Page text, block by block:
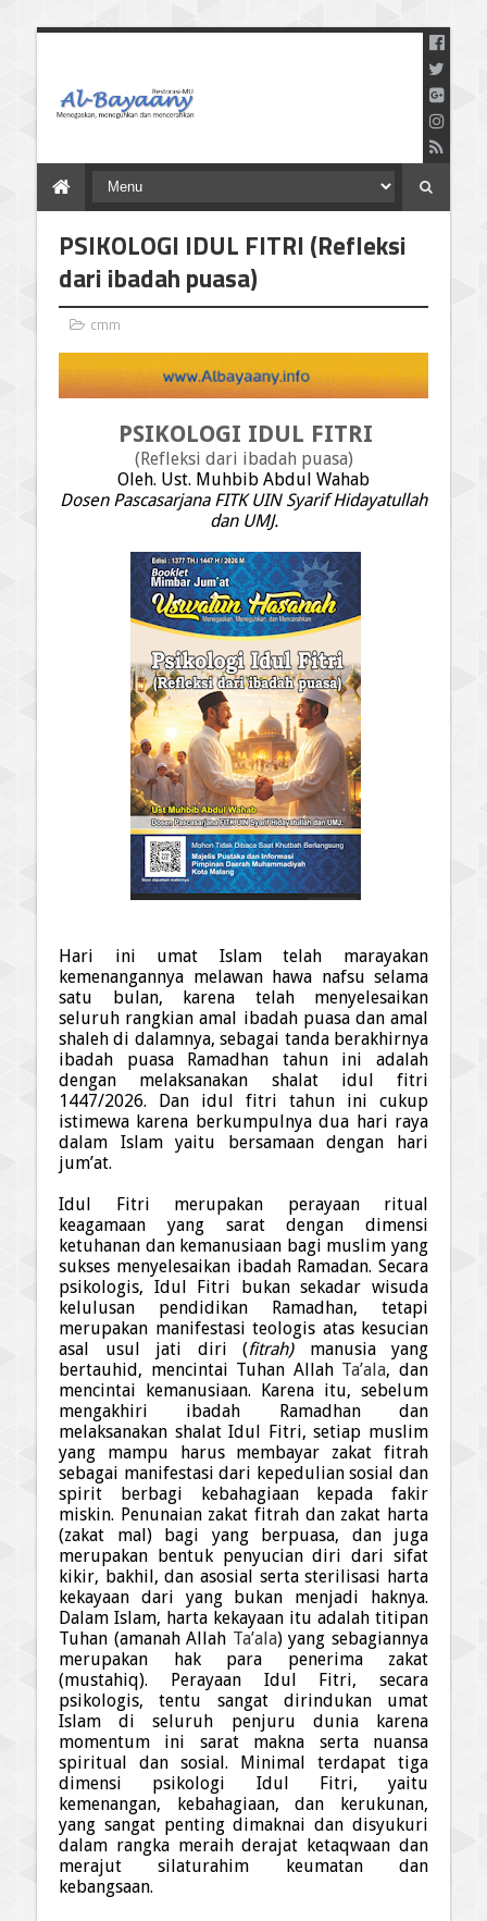
dan Mencerahkan
PSIKOLOGI IDUL FITRI (Refleksi
dari ibadah puasa)
cmm
PSIKOLOGI IDUL FITRI
(Refleksi dari ibadah puasa)
Oleh. Ust. Muhbib Abdul Wahab
Dosen Pascasarjana FITK UIN Syarif Hidayatullah
dan UMJ.
Hari ini umat Islam telah marayakan
kemenangannya melawan hawa nafsu selama
satu bulan, karena telah menyelesaikan
seluruh rangkian amal ibadah puasa dan amal
shaleh di dalamnya, sebagai tanda berakhirnya
ibadah puasa Ramadhan tahun ini adalah
dengan melaksanakan shalat idul fitri
1447/2026. Dan idul fitri tahun ini cukup
istimewa karena berkumpulnya dua hari raya
dalam Islam yaitu bersamaan dengan hari
jum’at.
Idul Fitri merupakan perayaan ritual
keagamaan yang sarat dengan dimensi
ketuhanan dan kemanusiaan bagi muslim yang
sukses menyelesaikan ibadah Ramadan. Secara
psikologis, Idul Fitri bukan sekadar wisuda
kelulusan pendidikan Ramadhan, tetapi
merupakan manifestasi teologis atas kesucian
asal usul jati diri (fitrah)manusia yang
bertauhid, mencintai Tuhan Allah Ta’ala, dan
mencintai kemanusiaan. Karena itu, sebelum
mengakhiri ibadah Ramadhan dan
melaksanakan shalat Idul Fitri, setiap muslim
yang mampu harus membayar zakat fitrah
sebagai manifestasi dari kepedulian sosial dan
spirit berbagi kebahagiaan kepada fakir
miskin. Penunaian zakat fitrah dan zakat harta
(zakat mal) bagi yang berpuasa, dan juga
merupakan bentuk penyucian diri dari sifat
kikir, bakhil, dan asosial serta sterilisasi harta
kekayaan dari yang bukan menjadi haknya.
Dalam Islam, harta kekayaan itu adalah titipan
Tuhan (amanahAllah Ta’ala) yang sebagiannya
merupakan hak
para penerima zakat
(mustahiq). Perayaan Idul Fitri, secara
psikologis, tentu sangat dirindukan umat
Islam di seluruh penjuru dunia karena
momentum ini sarat makna serta nuansa
spiritual dan sosial. Minimal terdapat tiga
dimensi psikologi Idul Fitri, yaitu
kemenangan, kebahagiaan, dan kerukunan,
yang sangat penting dimaknai dan disyukuri
dalam rangka meraih derajat ketaqwaan dan
merajut silaturahim keumatan dan
kebangsaan.